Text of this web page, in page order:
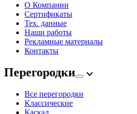
О Компании
Сертификаты
Тех. данные
Наши работы
Рекламные материалы
Контакты
Перегородки
Все перегородки
Классические
Каскад